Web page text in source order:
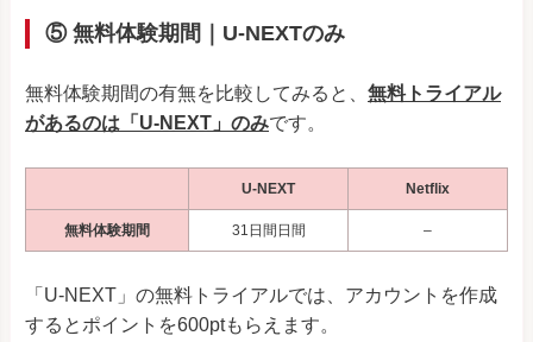
⑤ 無料体験期間｜U-NEXTのみ
無料体験期間の有無を比較してみると、 無料トライアル
があるのは「U-NEXT」のみです。
U-NEXT Netflix
無料体験期間 31日間 日間 –
「U-NEXT」の無料トライアルでは、アカウントを作成
するとポイントを600ptもらえます。